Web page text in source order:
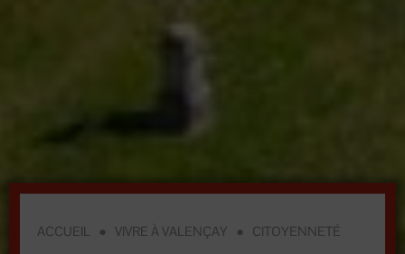
ACCUEIL ● VIVRE À VALENÇAY ● CITOYENNETÉ